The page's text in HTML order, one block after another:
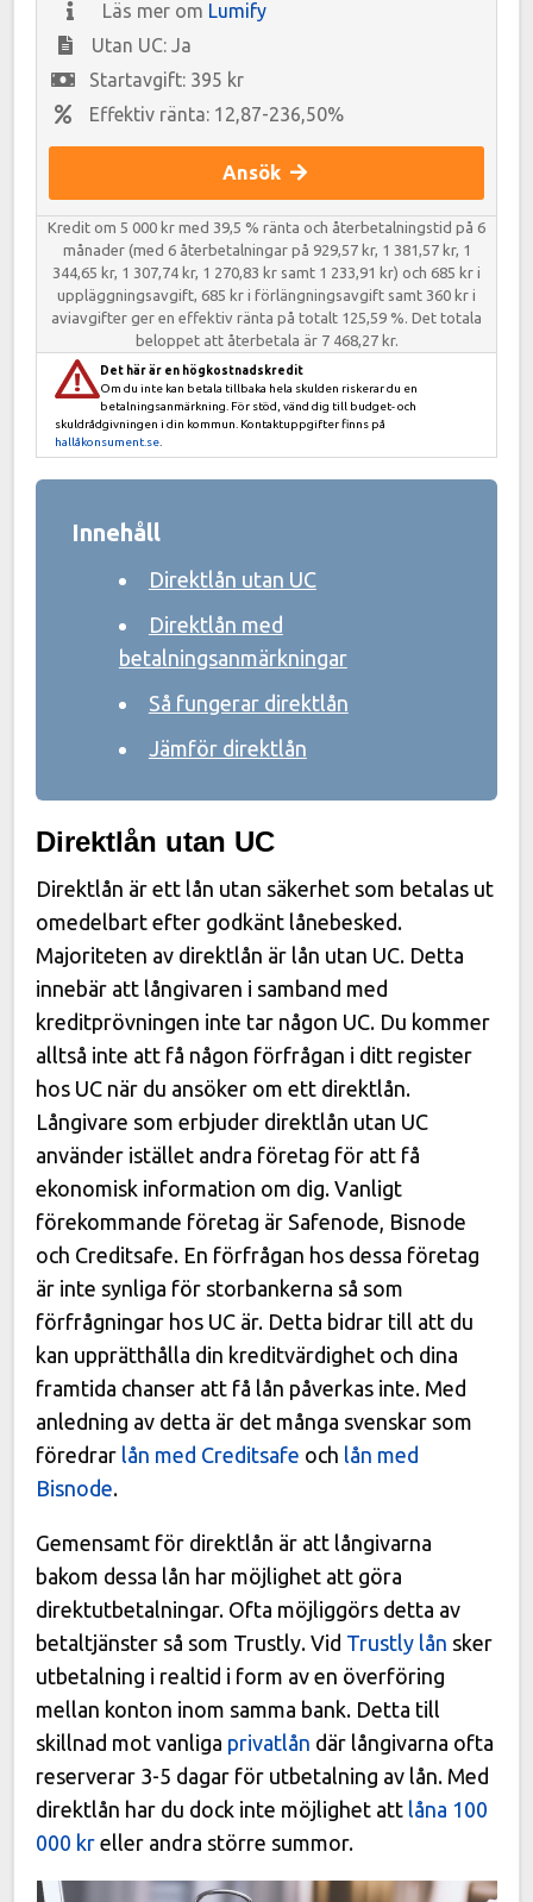
Läs mer om Lumify
Utan UC: Ja
Startavgift: 395 kr
Effektiv ränta: 12,87-236,50%
Ansök
Kredit om 5 000 kr med 39,5 % ränta och återbetalningstid på 6
månader (med 6 återbetalningar på 929,57 kr, 1 381,57 kr, 1
344,65 kr, 1 307,74 kr, 1 270,83 kr samt 1 233,91 kr) och 685 kr i
uppläggningsavgift, 685 kr i förlängningsavgift samt 360 kr i
aviavgifter ger en effektiv ränta på totalt 125,59 %. Det totala
beloppet att återbetala är 7 468,27 kr.
Det här är en högkostnadskredit
Om du inte kan betala tillbaka hela skulden riskerar du en
betalningsanmärkning. För stöd, vänd dig till budget- och
skuldrådgivningen i din kommun. Kontaktuppgifter finns på
hallåkonsument.se
Innehåll
Direktlån utan UC
Direktlån med
betalningsanmärkningar
Så fungerar direktlån
Jämför direktlån
Direktlån utan UC
Direktlån är ett lån utan säkerhet som betalas ut
omedelbart efter godkänt lånebesked.
Majoriteten av direktlån är lån utan UC. Detta
innebär att långivaren i samband med
kreditprövningen inte tar någon UC. Du kommer
alltså inte att få någon förfrågan i ditt register
hos UC när du ansöker om ett direktlån.
Långivare som erbjuder direktlån utan UC
använder istället andra företag för att få
ekonomisk information om dig. Vanligt
förekommande företag är Safenode, Bisnode
och Creditsafe. En förfrågan hos dessa företag
är inte synliga för storbankerna så som
förfrågningar hos UC är. Detta bidrar till att du
kan upprätthålla din kreditvärdighet och dina
framtida chanser att få lån påverkas inte. Med
anledning av detta är det många svenskar som
föredrar lån med Creditsafe och lån med
Bisnode.
Gemensamt för direktlån är att långivarna
bakom dessa lån har möjlighet att göra
direktutbetalningar. Ofta möjliggörs detta av
betaltjänster så som Trustly. Vid Trustly lån sker
utbetalning i realtid i form av en överföring
mellan konton inom samma bank. Detta till
skillnad mot vanliga privatlån där långivarna ofta
reserverar 3-5 dagar för utbetalning av lån. Med
direktlån har du dock inte möjlighet att låna 100
000 kr eller andra större summor.